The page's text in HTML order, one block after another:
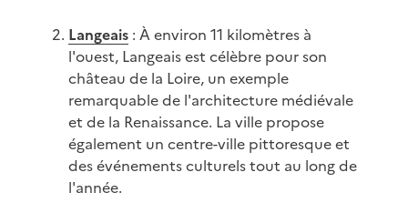
Langeais: À environ 11 kilomètres à
l'ouest, Langeais est célèbre pour son
château de la Loire, un exemple
remarquable de l'architecture médiévale
et de la Renaissance. La ville propose
également un centre-ville pittoresque et
des événements culturels tout au long de
l'année.